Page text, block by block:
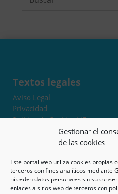
Gestionar el
de las cookies
Este portal web utiliza cookies propias
terceros con fines analíticos mediante
ni ceden datos personales sin su
enlaces a sitios web de terceros con
Textos legales
Aviso Legal
Privacidad
Política de Cookies UE
Términos y condiciones
Exoneración de responsabilidad
Mapa del sitio
Mi cuenta